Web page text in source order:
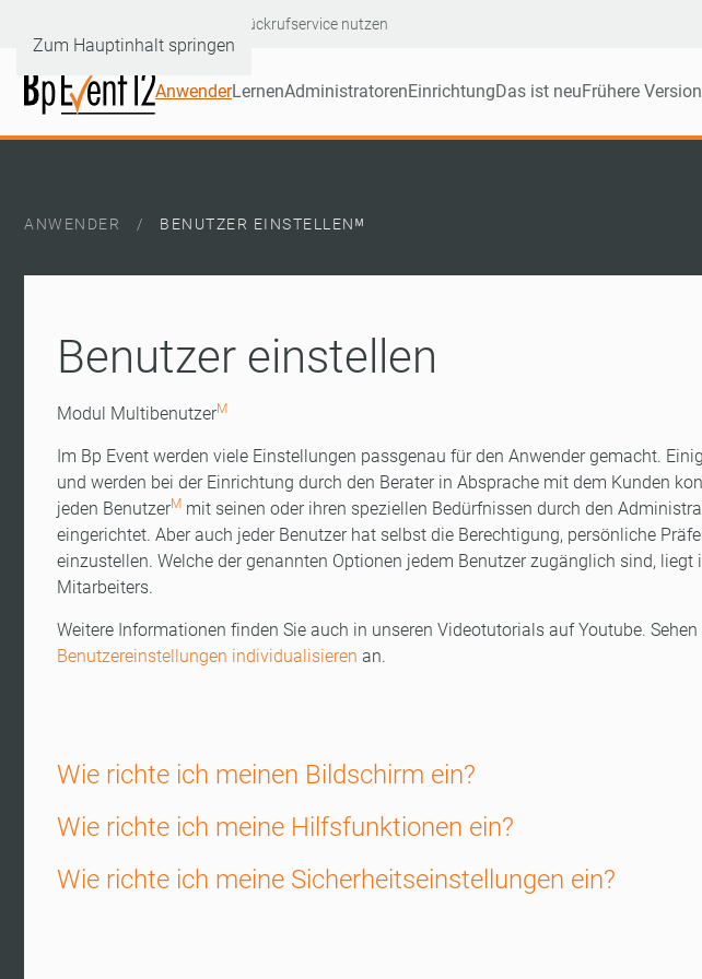
Zum Hauptinhalt springen
Rückrufservice nutzen
AnwenderLernenAdministratorenEinrichtungDas ist neuFrühere
ANWENDER BENUTZER EINSTELLENᴹ
Benutzer einstellen
Modul MultibenutzerM
Im Bp Event werden viele Einstellungen passgenau für den Anwender gemacht.
und werden bei der Einrichtung durch den Berater in Absprache mit dem Kunden
jeden BenutzerM mit seinen oder ihren speziellen Bedürfnissen durch den
eingerichtet. Aber auch jeder Benutzer hat selbst die Berechtigung, persönliche
einzustellen. Welche der genannten Optionen jedem Benutzer zugänglich sind,
Mitarbeiters.
Weitere Informationen finden Sie auch in unseren Videotutorials auf Youtube.
Benutzereinstellungen individualisieren an.
Wie richte ich meinen Bildschirm ein?
Wie richte ich meine Hilfsfunktionen ein?
Wie richte ich meine Sicherheitseinstellungen ein?